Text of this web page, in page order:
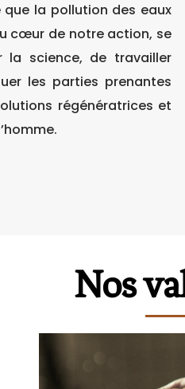
la pollution des eaux
cœur de notre action, se
la science, de travailler
les parties prenantes
régénératrices et
Nos